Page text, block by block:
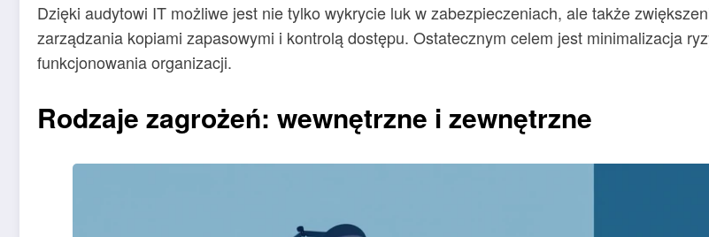
Dzięki audytowi IT możliwe jest nie tylko wykrycie luk w zabezpieczeniach, ale także
zarządzania kopiami zapasowymi i kontrolą dostępu. Ostatecznym celem jest minimalizacja
funkcjonowania organizacji.
Rodzaje zagrożeń: wewnętrzne i zewnętrzne